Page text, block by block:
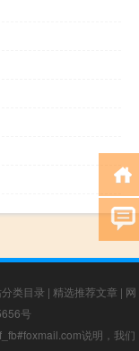
类目录 | 精选推荐文章 | 网
号
说明，我们